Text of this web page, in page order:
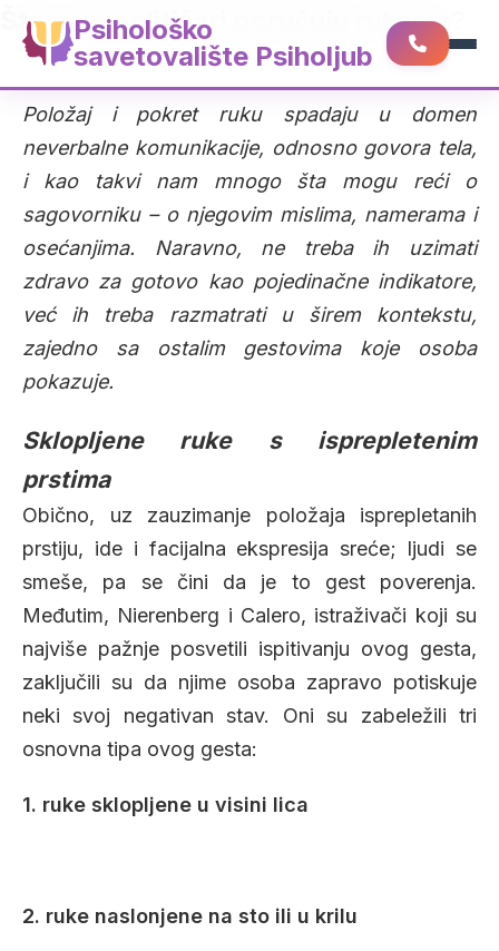
Psihološko
savetovalište Psiholjub
Šta nam političari poručuju rukama?
Položaj i pokret ruku spadaju u domen
neverbalne komunikacije, odnosno govora tela,
i kao takvi nam mnogo šta mogu reći o
sagovorniku – o njegovim mislima, namerama i
osećanjima. Naravno, ne treba ih uzimati
zdravo za gotovo kao pojedinačne indikatore,
već ih treba razmatrati u širem kontekstu,
zajedno sa ostalim gestovima koje osoba
pokazuje.
Sklopljene ruke s isprepletenim
prstima
Obično, uz zauzimanje položaja isprepletanih
prstiju, ide i facijalna ekspresija sreće; ljudi se
smeše, pa se čini da je to gest poverenja.
Međutim, Nierenberg i Calero, istraživači koji su
najviše pažnje posvetili ispitivanju ovog gesta,
zaključili su da njime osoba zapravo potiskuje
neki svoj negativan stav. Oni su zabeležili tri
osnovna tipa ovog gesta:
1. ruke sklopljene u visini lica
2. ruke naslonjene na sto ili u krilu